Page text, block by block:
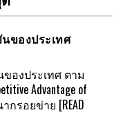
ของประเทศ
องประเทศ ตาม
Advantage of
ากรอยข่าย [READ